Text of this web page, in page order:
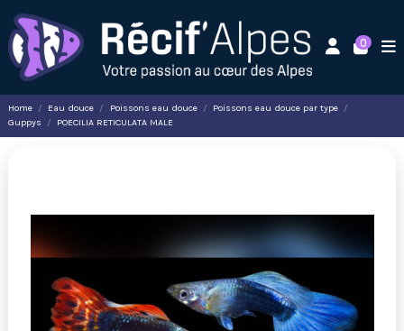
0
Home Eau douce Poissons eau douce
Poissons eau douce par type
Guppys
POECILIA RETICULATA MALE